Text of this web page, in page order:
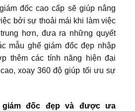
đốc cao cấp sẽ giúp nâng
bởi sự thoải mái khi làm việc
hơn, đưa ra những quyết
mẫu ghế giám đốc đẹp nhập
thêm các tính năng hiện đại
xoay 360 độ giúp tối ưu sự
đốc đẹp và được ưa